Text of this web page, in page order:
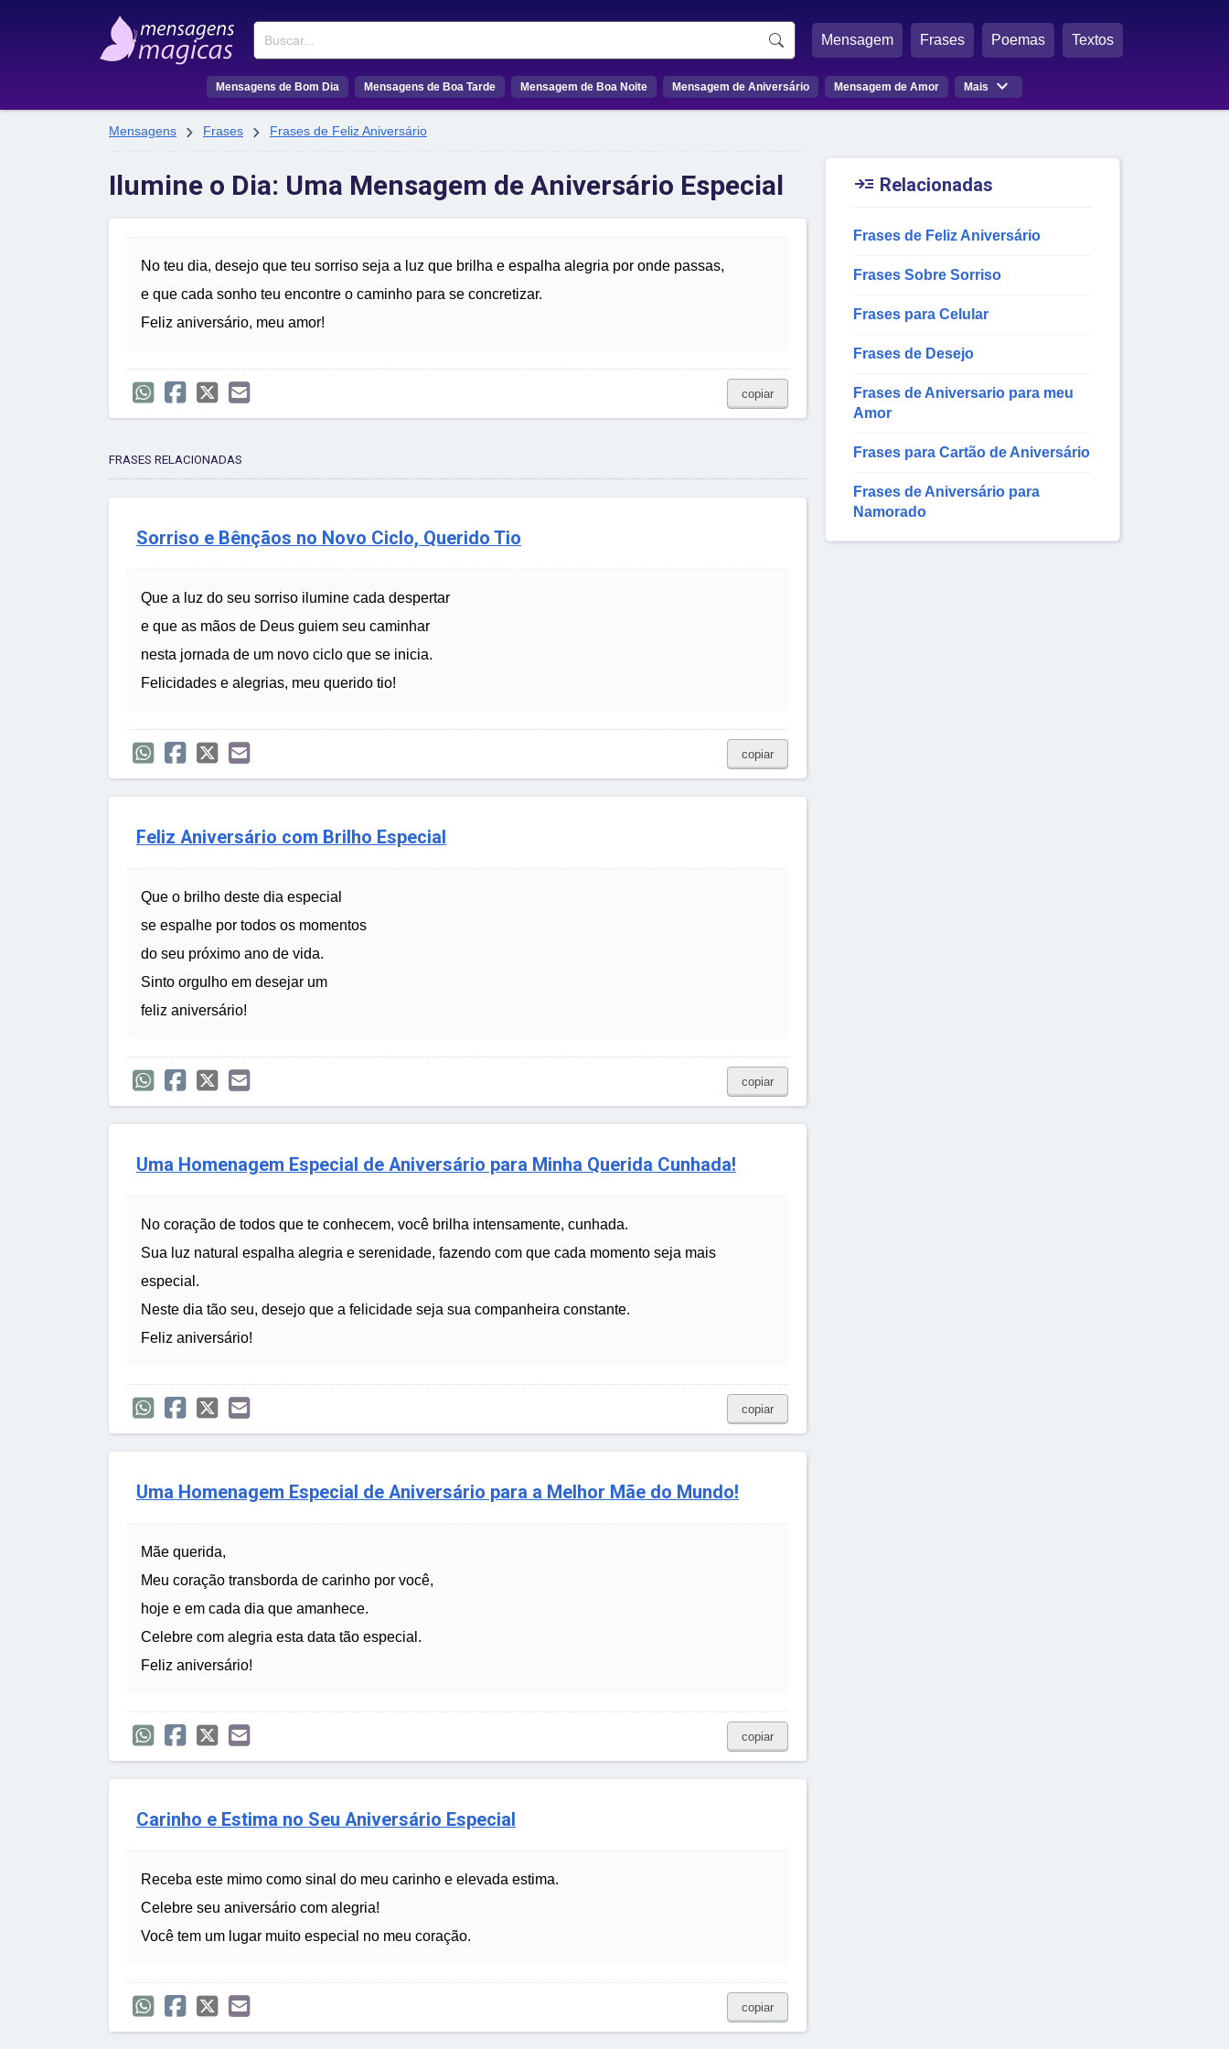
Buscar Mensagem Frases Poemas Textos
Mensagens de Bom Dia Mensagens de Boa Tarde Mensagem de Boa Noite Mensagem de Aniversário Mensagem de Amor Mais 
Mensagens  Frases  Frases de Feliz Aniversário
Ilumine o Dia: Uma Mensagem de Aniversário Especial
No teu dia, desejo que teu sorriso seja a luz que brilha e espalha alegria por onde passas,
e que cada sonho teu encontre o caminho para se concretizar.
Feliz aniversário, meu amor!
copiar
FRASES RELACIONADAS
Sorriso e Bênçãos no Novo Ciclo, Querido Tio
Que a luz do seu sorriso ilumine cada despertar
e que as mãos de Deus guiem seu caminhar
nesta jornada de um novo ciclo que se inicia.
Felicidades e alegrias, meu querido tio!
copiar
Feliz Aniversário com Brilho Especial
Que o brilho deste dia especial
se espalhe por todos os momentos
do seu próximo ano de vida.
Sinto orgulho em desejar um
feliz aniversário!
copiar
Uma Homenagem Especial de Aniversário para Minha Querida Cunhada!
No coração de todos que te conhecem, você brilha intensamente, cunhada.
Sua luz natural espalha alegria e serenidade, fazendo com que cada momento seja mais
especial.
Neste dia tão seu, desejo que a felicidade seja sua companheira constante.
Feliz aniversário!
copiar
Uma Homenagem Especial de Aniversário para a Melhor Mãe do Mundo!
Mãe querida,
Meu coração transborda de carinho por você,
hoje e em cada dia que amanhece.
Celebre com alegria esta data tão especial.
Feliz aniversário!
copiar
Carinho e Estima no Seu Aniversário Especial
Receba este mimo como sinal do meu carinho e elevada estima.
Celebre seu aniversário com alegria!
Você tem um lugar muito especial no meu coração.
copiar
 Relacionadas
Frases de Feliz Aniversário
Frases Sobre Sorriso
Frases para Celular
Frases de Desejo
Frases de Aniversario para meu
Amor
Frases para Cartão de Aniversário
Frases de Aniversário para
Namorado